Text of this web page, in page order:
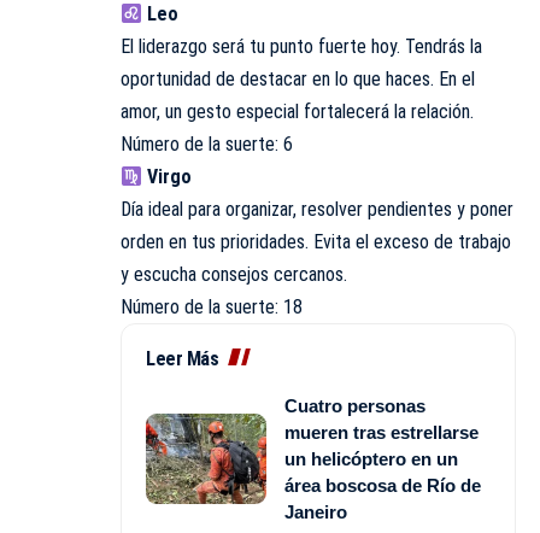
Leo
El liderazgo será tu punto fuerte hoy. Tendrás la
oportunidad de destacar en lo que haces. En el
amor, un gesto especial fortalecerá la relación.
Número de la suerte: 6
Virgo
Día ideal para organizar, resolver pendientes y poner
orden en tus prioridades. Evita el exceso de trabajo
y escucha consejos cercanos.
Número de la suerte: 18
Leer Más
Cuatro personas
mueren tras estrellarse
un helicóptero en un
área boscosa de Río de
Janeiro